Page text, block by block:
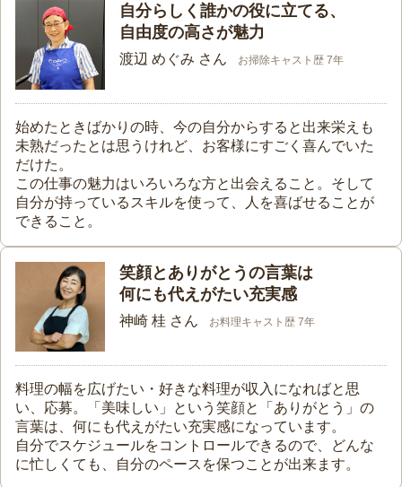
自分らしく誰かの役に立てる、
自由度の高さが魅力
渡辺 めぐみ さん お掃除キャスト歴 7年
始めたときばかりの時、今の自分からすると出来栄えも
未熟だったとは思うけれど、お客様にすごく喜んでいた
だけた。
この仕事の魅力はいろいろな方と出会えること。そして
自分が持っているスキルを使って、人を喜ばせることが
できること。
笑顔とありがとうの言葉は
何にも代えがたい充実感
神崎 桂 さん お料理キャスト歴 7年
料理の幅を広げたい・好きな料理が収入になればと思
い、応募。「美味しい」という笑顔と「ありがとう」の
言葉は、何にも代えがたい充実感になっています。
自分でスケジュールをコントロールできるので、どんな
に忙しくても、自分のペースを保つことが出来ます。